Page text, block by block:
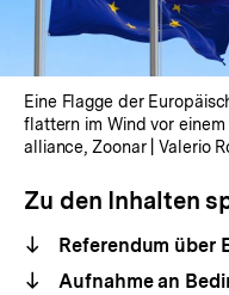
Eine Flagge der
flattern im Wind vor
alliance, Zoonar | Valerio
Zu den Inhalten
Referendum über
Aufnahme an